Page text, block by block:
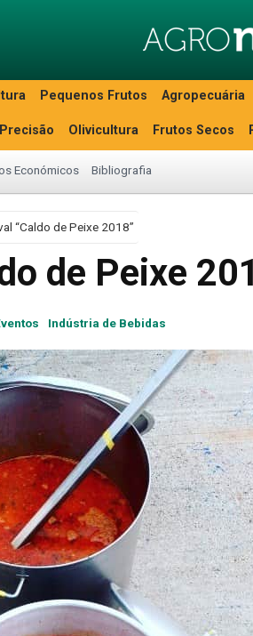
Pequenos Frutos Agropecuária
Olivicultura Frutos Secos
Económicos Bibliografia
“Caldo de Peixe 2018”
de Peixe
Indústria de Bebidas